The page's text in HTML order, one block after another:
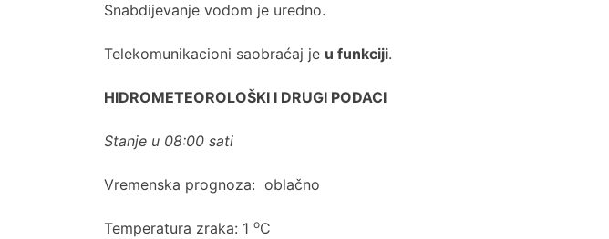
Snabdijevanje vodom je uredno.
Telekomunikacioni saobraćaj je u funkciji.
HIDROMETEOROLOŠKI I DRUGI PODACI
Stanje u 08:00 sati
Vremenska prognoza: oblačno
Temperatura zraka: 1 oC